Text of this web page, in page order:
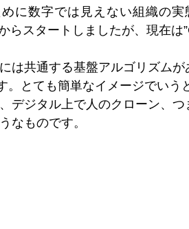
に数字では見えない組織の
からスタートしましたが、現在
は共通する基盤アルゴリズム
。とても簡単なイメージでいう
デジタル上で人のクローン、
なものです。